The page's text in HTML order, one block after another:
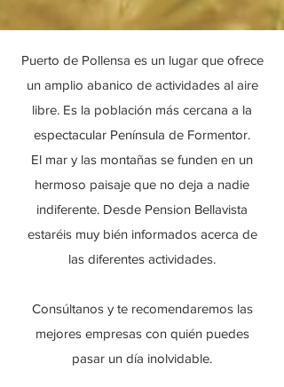
Puerto de Pollensa es un lugar que ofrece
un amplio abanico de actividades al aire
libre. Es la población más cercana a la
espectacular Península de Formentor.
El mar y las montañas se funden en un
hermoso paisaje que no deja a nadie
indiferente. Desde Pension Bellavista
estaréis muy bién informados acerca de
las diferentes actividades.
Consúltanos y te recomendaremos las
mejores empresas con quién puedes
pasar un día inolvidable.